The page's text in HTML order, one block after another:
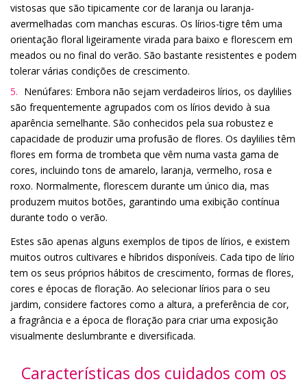
vistosas que são tipicamente cor de laranja ou laranja-
avermelhadas com manchas escuras. Os lírios-tigre têm uma
orientação floral ligeiramente virada para baixo e florescem em
meados ou no final do verão. São bastante resistentes e podem
tolerar várias condições de crescimento.
Nenúfares: Embora não sejam verdadeiros lírios, os daylilies
são frequentemente agrupados com os lírios devido à sua
aparência semelhante. São conhecidos pela sua robustez e
capacidade de produzir uma profusão de flores. Os daylilies têm
flores em forma de trombeta que vêm numa vasta gama de
cores, incluindo tons de amarelo, laranja, vermelho, rosa e
roxo. Normalmente, florescem durante um único dia, mas
produzem muitos botões, garantindo uma exibição contínua
durante todo o verão.
Estes são apenas alguns exemplos de tipos de lírios, e existem
muitos outros cultivares e híbridos disponíveis. Cada tipo de lírio
tem os seus próprios hábitos de crescimento, formas de flores,
cores e épocas de floração. Ao selecionar lírios para o seu
jardim, considere factores como a altura, a preferência de cor,
a fragrância e a época de floração para criar uma exposição
visualmente deslumbrante e diversificada.
Características dos cuidados com os